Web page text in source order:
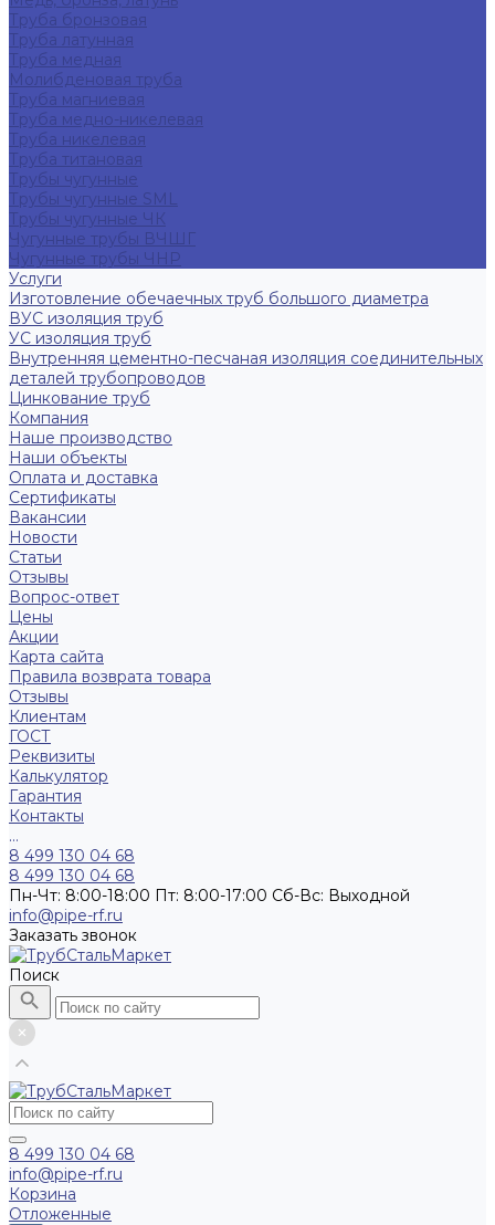
Труба бронзовая
Труба латунная
Труба медная
Молибденовая труба
Труба магниевая
Труба медно-никелевая
Труба никелевая
Труба титановая
Трубы чугунные
Трубы чугунные SML
Трубы чугунные ЧК
Чугунные трубы ВЧШГ
Чугунные трубы ЧНР
Услуги
Изготовление обечаечных труб большого диаметра
ВУС изоляция труб
УС изоляция труб
Внутренняя цементно-песчаная изоляция соединительных
деталей трубопроводов
Цинкование труб
Компания
Наше производство
Наши объекты
Оплата и доставка
Сертификаты
Вакансии
Новости
Статьи
Отзывы
Вопрос-ответ
Цены
Акции
Карта сайта
Правила возврата товара
Отзывы
Клиентам
ГОСТ
Реквизиты
Калькулятор
Гарантия
Контакты
...
8 499 130 04 68
8 499 130 04 68
Пн-Чт: 8:00-18:00 Пт: 8:00-17:00 Сб-Вс: Выходной
info@pipe-rf.ru
Заказать звонок
Поиск
8 499 130 04 68
info@pipe-rf.ru
Корзина
Отложенные